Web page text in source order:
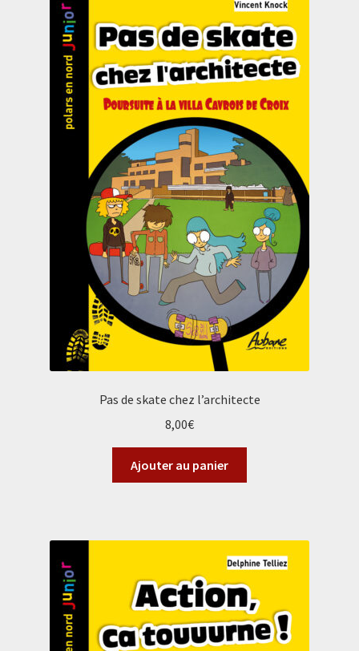
Pas de skate chez l’architecte
8,00€
Ajouter au panier